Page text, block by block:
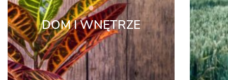
DOM I WNĘTRZE